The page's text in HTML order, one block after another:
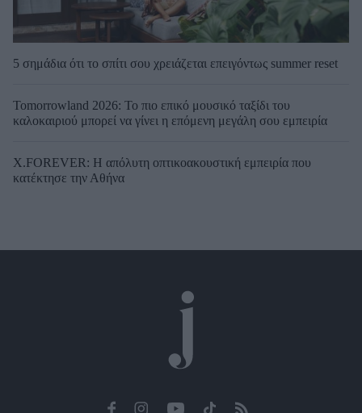
5 σημάδια ότι το σπίτι σου χρειάζεται επειγόντως summer reset
Tomorrowland 2026: Το πιο επικό μουσικό ταξίδι του
καλοκαιριού μπορεί να γίνει η επόμενη μεγάλη σου εμπειρία
X.FOREVER: Η απόλυτη οπτικοακουστική εμπειρία που
κατέκτησε την Αθήνα